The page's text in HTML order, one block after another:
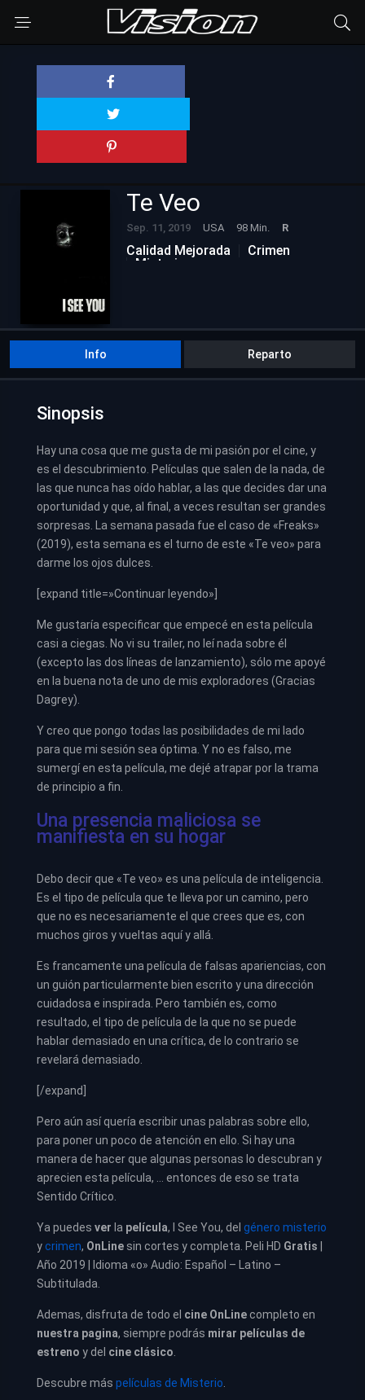
Te Veo
Sep. 11, 2019 USA 98 Min. R
Calidad Mejorada
Crimen
Misterio
Info Reparto
Sinopsis
Hay una cosa que me gusta de mi pasión por el cine, y
es el descubrimiento. Películas que salen de la nada, de
las que nunca has oído hablar, a las que decides dar una
oportunidad y que, al final, a veces resultan ser grandes
sorpresas. La semana pasada fue el caso de «Freaks»
(2019), esta semana es el turno de este «Te veo» para
darme los ojos dulces.
[expand title=»Continuar leyendo»]
Me gustaría especificar que empecé en esta película
casi a ciegas. No vi su trailer, no leí nada sobre él
(excepto las dos líneas de lanzamiento), sólo me apoyé
en la buena nota de uno de mis exploradores (Gracias
Dagrey).
Y creo que pongo todas las posibilidades de mi lado
para que mi sesión sea óptima. Y no es falso, me
sumergí en esta película, me dejé atrapar por la trama
de principio a fin.
Una presencia maliciosa se
manifiesta en su hogar
Debo decir que «Te veo» es una película de inteligencia.
Es el tipo de película que te lleva por un camino, pero
que no es necesariamente el que crees que es, con
muchos giros y vueltas aquí y allá.
Es francamente una película de falsas apariencias, con
un guión particularmente bien escrito y una dirección
cuidadosa e inspirada. Pero también es, como
resultado, el tipo de película de la que no se puede
hablar demasiado en una crítica, de lo contrario se
revelará demasiado.
[/expand]
Pero aún así quería escribir unas palabras sobre ello,
para poner un poco de atención en ello. Si hay una
manera de hacer que algunas personas lo descubran y
aprecien esta película, … entonces de eso se trata
Sentido Crítico.
Ya puedes ver la película, I See You, del género misterio
ycrimen, OnLine sin cortes y completa. Peli HD Gratis
Año 2019 | Idioma «o» Audio: Español – Latino –
Subtitulada.
Ademas, disfruta de todo el cine OnLinecompleto en
nuestra pagina, siempre podrás mirar películas de
estreno y del cine clásico
Descubre más películas de Misterio